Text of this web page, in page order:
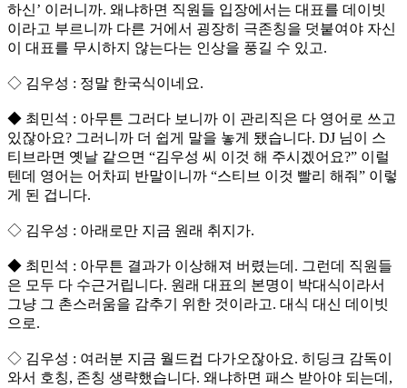
하신’ 이러니까. 왜냐하면 직원들 입장에서는 대표를 데이빗
이라고 부르니까 다른 거에서 굉장히 극존칭을 덧붙여야 자신
이 대표를 무시하지 않는다는 인상을 풍길 수 있고.
◇ 김우성 : 정말 한국식이네요.
◆ 최민석 : 아무튼 그러다 보니까 이 관리직은 다 영어로 쓰고
있잖아요? 그러니까 더 쉽게 말을 놓게 됐습니다. DJ 님이 스
티브라면 옛날 같으면 “김우성 씨 이것 해 주시겠어요?” 이럴
텐데 영어는 어차피 반말이니까 “스티브 이것 빨리 해줘” 이렇
게 된 겁니다.
◇ 김우성 : 아래로만 지금 원래 취지가.
◆ 최민석 : 아무튼 결과가 이상해져 버렸는데. 그런데 직원들
은 모두 다 수근거립니다. 원래 대표의 본명이 박대식이라서
그냥 그 촌스러움을 감추기 위한 것이라고. 대식 대신 데이빗
으로.
◇ 김우성 : 여러분 지금 월드컵 다가오잖아요. 히딩크 감독이
와서 호칭, 존칭 생략했습니다. 왜냐하면 패스 받아야 되는데,